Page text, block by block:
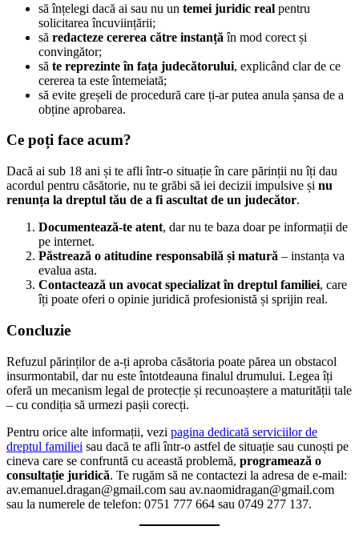
să înțelegi dacă ai sau nu un temei juridic real pentru
solicitarea încuviințării;
să redacteze cererea către instanță în mod corect și
convingător;
să te reprezinte în fața judecătorului, explicând clar de ce
cererea ta este întemeiată;
să evite greșeli de procedură care ți-ar putea anula șansa de a
obține aprobarea.
Ce poți face acum?
Dacă ai sub 18 ani și te afli într-o situație în care părinții nu îți dau
acordul pentru căsătorie, nu te grăbi să iei decizii impulsive și nu
renunța la dreptul tău de a fi ascultat de un judecător.
Documentează-te atent, dar nu te baza doar pe informații de
pe internet.
Păstrează o atitudine responsabilă și matură – instanța va
evalua asta.
Contactează un avocat specializat în dreptul familiei, care
îți poate oferi o opinie juridică profesionistă și sprijin real.
Concluzie
Refuzul părinților de a-ți aproba căsătoria poate părea un obstacol
insurmontabil, dar nu este întotdeauna finalul drumului. Legea îți
oferă un mecanism legal de protecție și recunoaștere a maturității tale
– cu condiția să urmezi pașii corecți.
Pentru orice alte informații, vezi pagina dedicată serviciilor de
dreptul familiei sau dacă te afli într-o astfel de situație sau cunoști pe
cineva care se confruntă cu această problemă, programează o
consultație juridică. Te rugăm să ne contactezi la adresa de e-mail:
av.emanuel.dragan@gmail.com sau av.naomidragan@gmail.com
sau la numerele de telefon: 0751 777 664 sau 0749 277 137.